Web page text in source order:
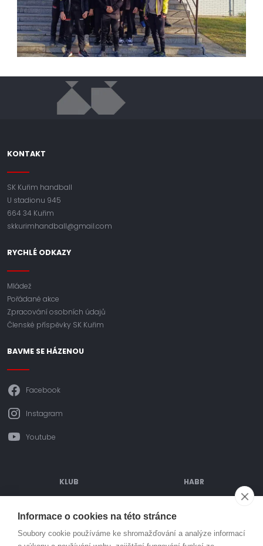
KONTAKT
SK Kuřim handball
U stadionu 945
664 34 Kuřim
skkurimhandball@gmail.com
RYCHLÉ ODKAZY
Mládež
Pořádané akce
Zpracování osobních údajů
Členské příspěvky SK Kuřim
BAVME SE HÁZENOU
Facebook
Instagram
Youtube
KLUB HABR
Informace o cookies na této stránce
Soubory cookie používáme ke shromažďování a analýze informací